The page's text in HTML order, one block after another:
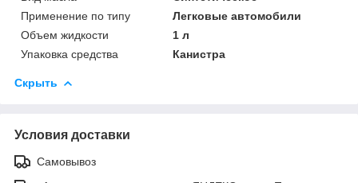
Применение по типу
Легковые автомобили
Объем жидкости
1 л
Упаковка средства
Канистра
Скрыть
Условия доставки
Самовывоз